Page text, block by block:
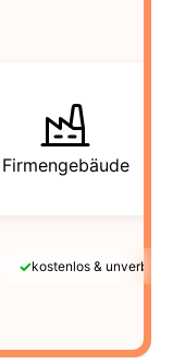
Firmengebäude
✓kostenlos &